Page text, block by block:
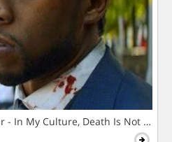
- In My Culture, Death Is Not The